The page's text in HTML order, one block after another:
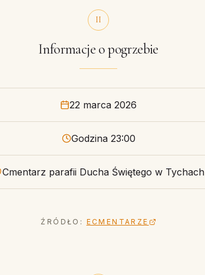
II
Informacje o pogrzebie
22 marca 2026
Godzina 23:00
Cmentarz parafii Ducha Świętego w Tychach
ŹRÓDŁO: ECMENTARZE